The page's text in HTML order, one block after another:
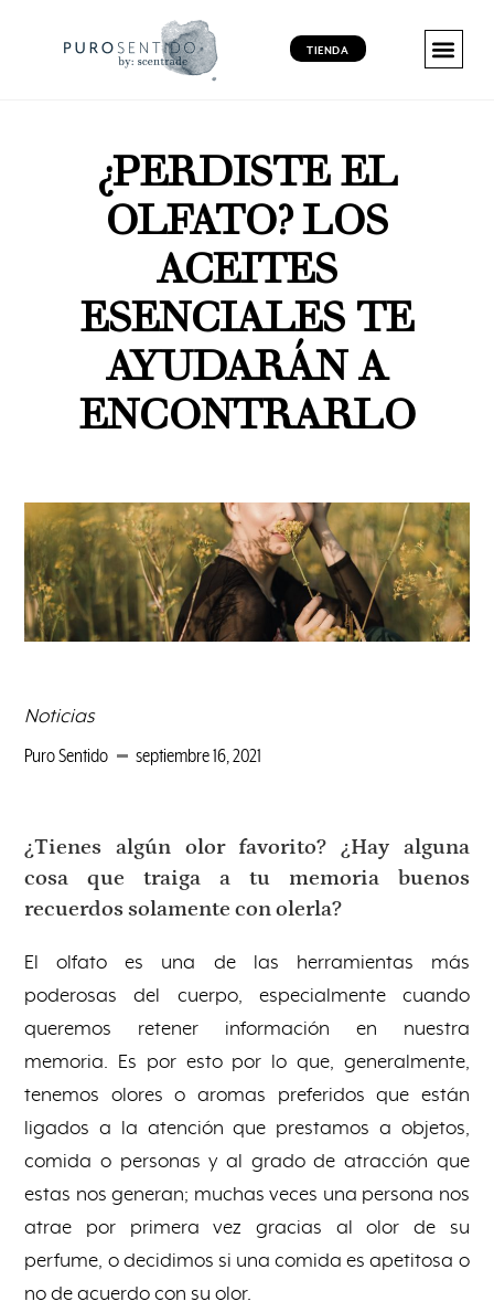
TIENDA
¿PERDISTE EL
OLFATO? LOS
ACEITES
ESENCIALES TE
AYUDARÁN A
ENCONTRARLO
Noticias
Puro Sentido
septiembre 16, 2021
¿Tienes algún olor favorito? ¿Hay alguna
cosa que traiga a tu memoria buenos
recuerdos solamente con olerla?
El olfato es una de las herramientas más
poderosas del cuerpo, especialmente cuando
queremos retener información en nuestra
memoria. Es por esto por lo que, generalmente,
tenemos olores o aromas preferidos que están
ligados a la atención que prestamos a objetos,
comida o personas y al grado de atracción que
estas nos generan; muchas veces una persona nos
atrae por primera vez gracias al olor de su
perfume, o decidimos si una comida es apetitosa o
no de acuerdo con su olor.